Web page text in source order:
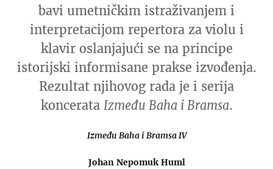
bavi umetničkim istraživanjem i
interpretacijom repertora za violu i
klavir oslanjajući se na principe
istorijski informisane prakse izvođenja.
Rezultat njihovog rada je i serija
koncerata Između Baha i Bramsa.
Između Baha i Bramsa IV
Johan Nepomuk Huml